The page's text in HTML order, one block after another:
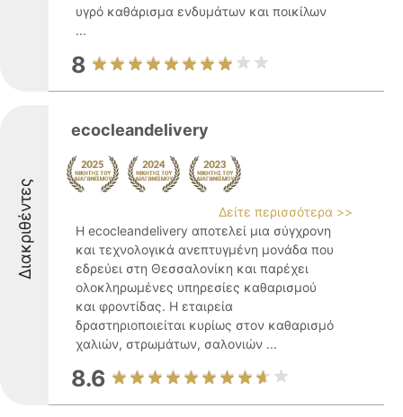
υγρό καθάρισμα ενδυμάτων και ποικίλων
...
8
Διακριθέντες
ecocleandelivery
Δείτε περισσότερα >>
Η ecocleandelivery αποτελεί μια σύγχρονη
και τεχνολογικά ανεπτυγμένη μονάδα που
εδρεύει στη Θεσσαλονίκη και παρέχει
ολοκληρωμένες υπηρεσίες καθαρισμού
και φροντίδας. Η εταιρεία
δραστηριοποιείται κυρίως στον καθαρισμό
χαλιών, στρωμάτων, σαλονιών ...
8.6